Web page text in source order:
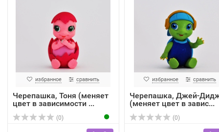
избранное сравнить
Черепашка, Тоня (меняет
цвет в зависимости ...
(0)
избранное сравнить
Черепашка, Джей-
(меняет цвет в завис...
(0)